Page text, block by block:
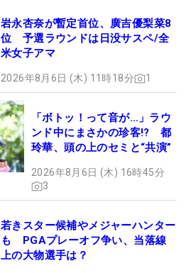
岩永杏奈が暫定首位、廣吉優梨菜8
位 予選ラウンドは日没サスペ/全
米女子アマ
2026年8月6日 (木) 11時18分 1
「ボトッ！って音が…」ラウ
ンド中にまさかの珍客!? 都
玲華、頭の上のセミと“共演”
2026年8月6日 (木) 16時45分
3
若きスター候補やメジャーハンター
も PGAプレーオフ争い、当落線
上の大物選手は？